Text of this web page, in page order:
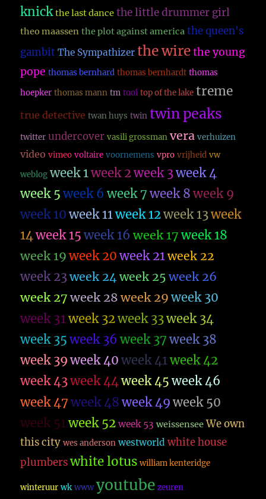
knick the last dance the little drummer girl
theo maassen the plot against america the queen's
gambit The Sympathizer the wire the young
pope thomas bernhard thomas bernhardt thomas
hoepker thomas mann tm tool top of the lake treme
true detective twan huys twin twin peaks
twitter undercover vasili grossman vera verhuizen
video vimeo voltaire voornemens vpro vrijheid vw
weblog week 1week 2week 3week 4
week 5 week 6 week 7 week 8 week 9
week 10 week 11week 12week 13week
14week 15 week 16 week 17 week 18
week 19 week 20 week 21week 22
week 23week 24week 25 week 26
week 27 week 28 week 29 week 30
week 31week 32week 33week 34
week 35 week 36 week 37 week 38
week 39 week 40 week 41week 42
week 43week 44week 45 week 46
week 47 week 48 week 49 week 50
week 51week 52 week 53 weissensee We own
this city wes anderson westworld white house
plumbers white lotus william kenteridge
winteruur wk www youtube zeuren